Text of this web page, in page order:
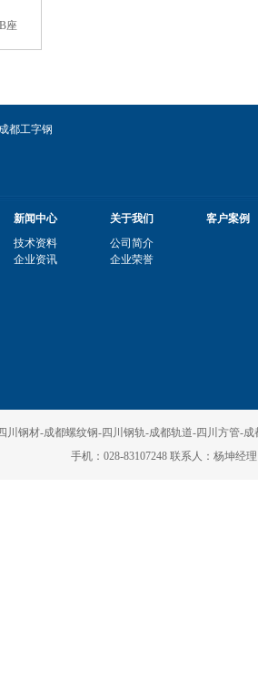
气污染攻坚较去年有
色系品种价格预测
座
成都工字钢
新闻中心
技术资料
企业资讯
关于我们
公司简介
企业荣誉
客户案例
川钢材-成都螺纹钢-四川钢轨-成都轨道-四川方管-
手机：028-83107248 联系人：杨坤经